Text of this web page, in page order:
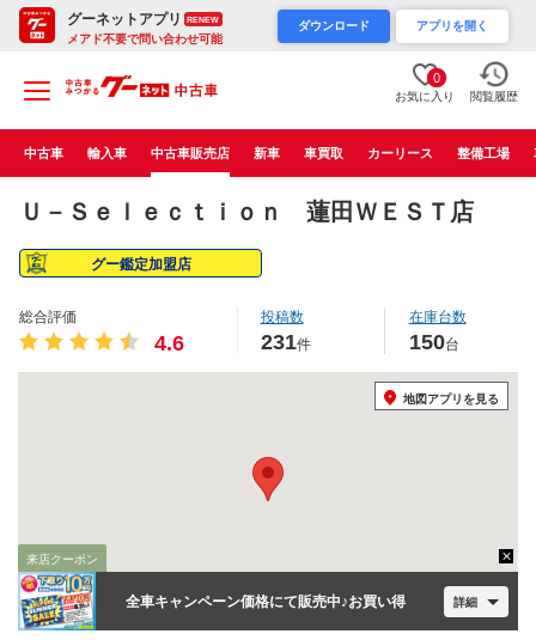
グーネットアプリ RENEW
メアド不要で問い合わせ可能
ダウンロード アプリを開く
0
お気に入り 閲覧履歴
中古車 輸入車 中古車販売店 新車 車買取 カーリース 整備工場
Ｕ－Ｓｅｌｅｃｔｉｏｎ 蓮田ＷＥＳＴ店
グー鑑定加盟店
総合評価
4.6
投稿数
231件
在庫台数
150台
来店クーポン
全車キャンペーン価格にて販売中♪お買い得 詳細
地図アプリを見る